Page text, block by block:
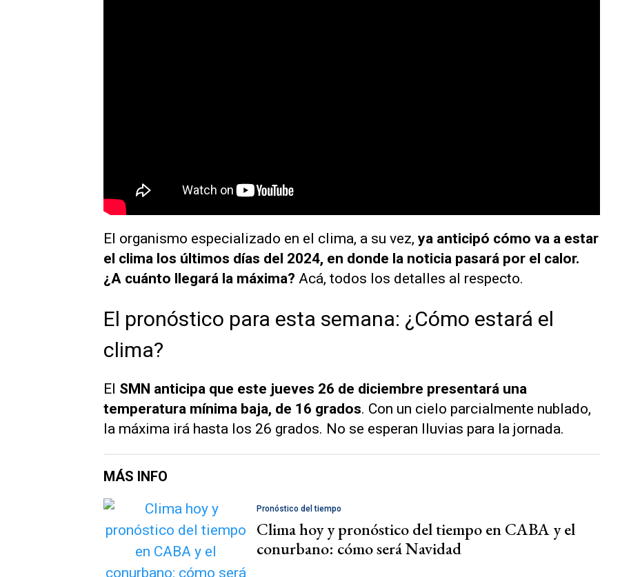
El organismo especializado en el clima, a su vez, ya anticipó cómo va a estar
el clima los últimos días del 2024, en donde la noticia pasará por el calor.
¿A cuánto llegará la máxima? Acá, todos los detalles al respecto.
El pronóstico para esta semana: ¿Cómo estará el
clima?
El SMN anticipa que este jueves 26 de diciembre presentará una
temperatura mínima baja, de 16 grados. Con un cielo parcialmente nublado,
la máxima irá hasta los 26 grados. No se esperan lluvias para la jornada.
MÁS INFO
Pronóstico del tiempo
Clima hoy y pronóstico del tiempo en CABA y el
conurbano: cómo será Navidad